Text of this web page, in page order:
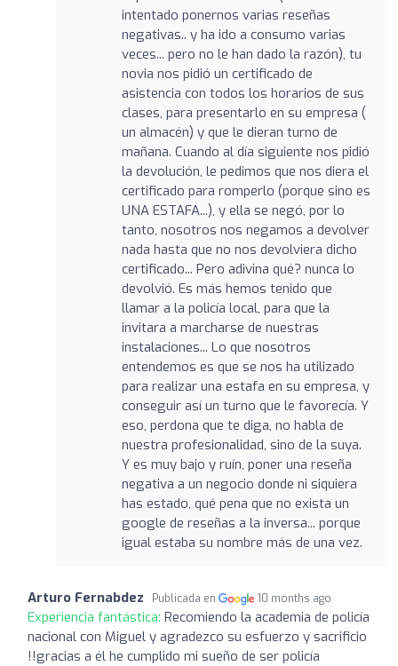
intentado ponernos varias reseñas
negativas.. y ha ido a consumo varias
veces... pero no le han dado la razón), tu
novia nos pidió un certificado de
asistencia con todos los horarios de sus
clases, para presentarlo en su empresa (
un almacén) y que le dieran turno de
mañana. Cuando al día siguiente nos pidió
la devolución, le pedimos que nos diera el
certificado para romperlo (porque sino es
UNA ESTAFA...), y ella se negó, por lo
tanto, nosotros nos negamos a devolver
nada hasta que no nos devolviera dicho
certificado... Pero adivina qué? nunca lo
devolvió. Es más hemos tenido que
llamar a la policía local, para que la
invitara a marcharse de nuestras
instalaciones... Lo que nosotros
entendemos es que se nos ha utilizado
para realizar una estafa en su empresa, y
conseguir así un turno que le favorecía. Y
eso, perdona que te diga, no habla de
nuestra profesionalidad, sino de la suya.
Y es muy bajo y ruín, poner una reseña
negativa a un negocio donde ni siquiera
has estado, qué pena que no exista un
google de reseñas a la inversa... porque
igual estaba su nombre más de una vez.
Arturo Fernabdez Publicada en 10 months ago
Experiencia fantástica: Recomiendo la academia de policía
nacional con Miguel y agradezco su esfuerzo y sacrificio
!!gracias a él he cumplido mi sueño de ser policía